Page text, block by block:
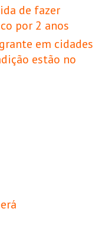
de fazer
por 2 anos
em cidades
estão no